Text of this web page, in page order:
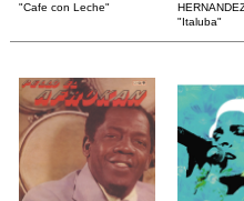
"Cafe con Leche"
"Italuba"